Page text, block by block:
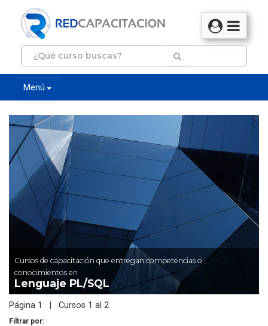
Menú
Cursos de capacitación que entregan competencias o
conocimientos en
Lenguaje PL/SQL
Página 1 | Cursos 1 al 2
Filtrar por: